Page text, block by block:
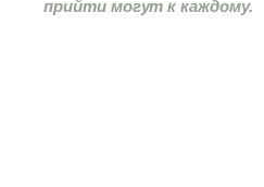
прийти могут к каждому.